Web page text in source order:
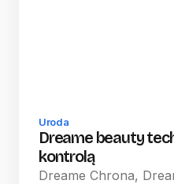
Uroda
Dreame beauty
kontrolą
Dreame Chrona,